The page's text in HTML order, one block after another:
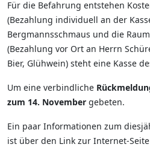
Für die Befahrung entstehen
(Bezahlung individuell an der
Bergmannsschmaus und die
(Bezahlung vor Ort an Herrn
Bier, Glühwein) steht eine Kasse
Um eine verbindliche
zum 14. November gebeten.
Ein paar Informationen zum
ist über den Link zur Internet-Seite